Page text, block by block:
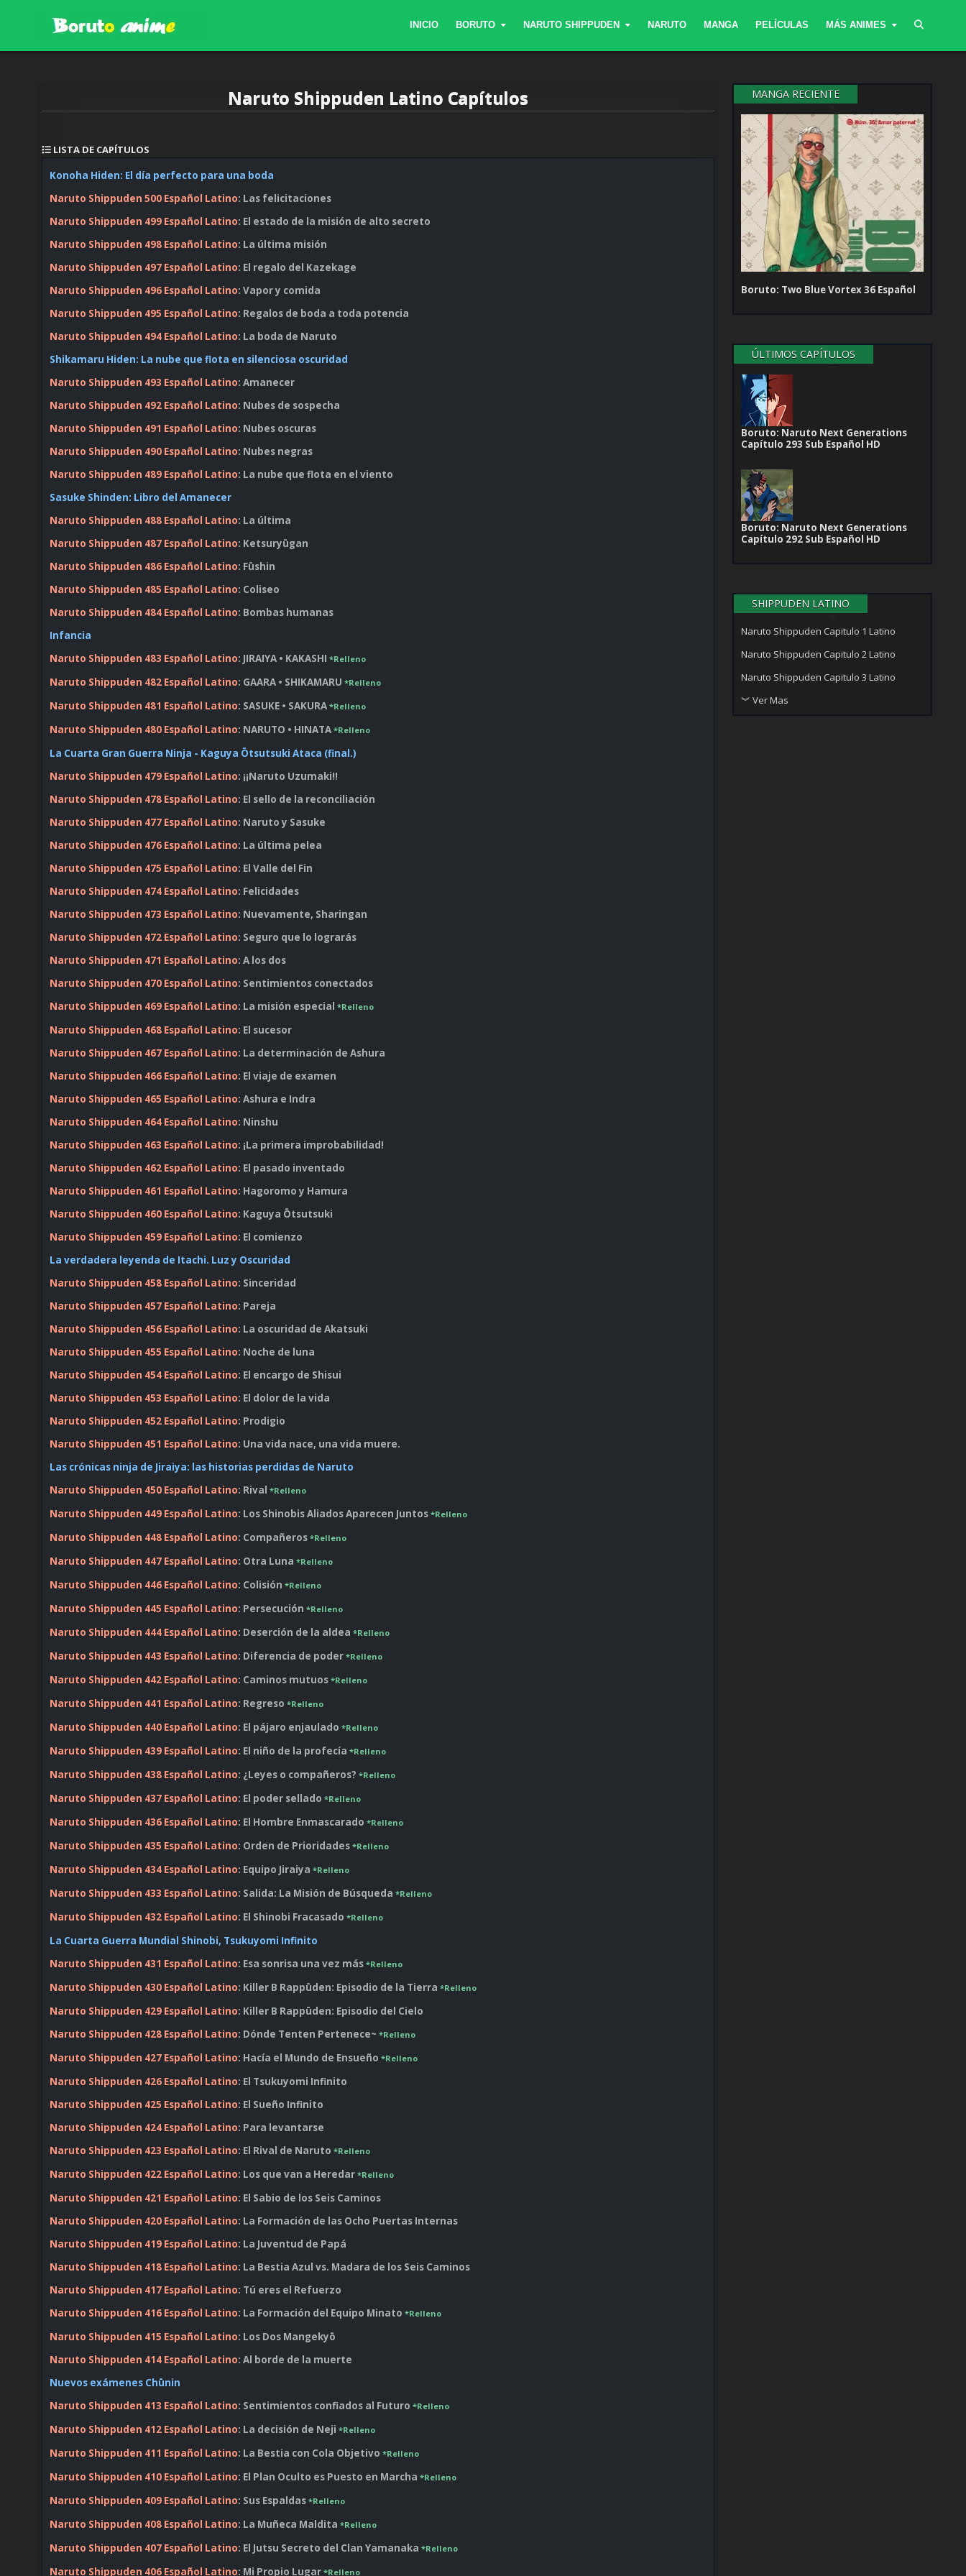
BORUTOANIME.ONLINE
INICIO BORUTO NARUTO SHIPPUDEN NARUTO MANGA PELÍCULAS MÁS ANIMES
Naruto Shippuden Latino Capítulos
LISTA DE CAPÍTULOS
Konoha Hiden: El día perfecto para una boda
Naruto Shippuden 500 Español Latino: Las felicitaciones
Naruto Shippuden 499 Español Latino: El estado de la misión de alto secreto
Naruto Shippuden 498 Español Latino: La última misión
Naruto Shippuden 497 Español Latino: El regalo del Kazekage
Naruto Shippuden 496 Español Latino: Vapor y comida
Naruto Shippuden 495 Español Latino: Regalos de boda a toda potencia
Naruto Shippuden 494 Español Latino: La boda de Naruto
Shikamaru Hiden: La nube que flota en silenciosa oscuridad
Naruto Shippuden 493 Español Latino: Amanecer
Naruto Shippuden 492 Español Latino: Nubes de sospecha
Naruto Shippuden 491 Español Latino: Nubes oscuras
Naruto Shippuden 490 Español Latino: Nubes negras
Naruto Shippuden 489 Español Latino: La nube que flota en el viento
Sasuke Shinden: Libro del Amanecer
Naruto Shippuden 488 Español Latino: La última
Naruto Shippuden 487 Español Latino: Ketsuryūgan
Naruto Shippuden 486 Español Latino: Fūshin
Naruto Shippuden 485 Español Latino: Coliseo
Naruto Shippuden 484 Español Latino: Bombas humanas
Infancia
Naruto Shippuden 483 Español Latino: JIRAIYA • KAKASHI*Relleno
Naruto Shippuden 482 Español Latino: GAARA • SHIKAMARU*Relleno
Naruto Shippuden 481 Español Latino: SASUKE • SAKURA*Relleno
Naruto Shippuden 480 Español Latino: NARUTO • HINATA*Relleno
La Cuarta Gran Guerra Ninja - Kaguya Ōtsutsuki Ataca (final.)
Naruto Shippuden 479 Español Latino: ¡¡Naruto Uzumaki!!
Naruto Shippuden 478 Español Latino: El sello de la reconciliación
Naruto Shippuden 477 Español Latino: Naruto y Sasuke
Naruto Shippuden 476 Español Latino: La última pelea
Naruto Shippuden 475 Español Latino: El Valle del Fin
Naruto Shippuden 474 Español Latino: Felicidades
Naruto Shippuden 473 Español Latino: Nuevamente, Sharingan
Naruto Shippuden 472 Español Latino: Seguro que lo lograrás
Naruto Shippuden 471 Español Latino: A los dos
Naruto Shippuden 470 Español Latino: Sentimientos conectados
Naruto Shippuden 469 Español Latino: La misión especial*Relleno
Naruto Shippuden 468 Español Latino: El sucesor
Naruto Shippuden 467 Español Latino: La determinación de Ashura
Naruto Shippuden 466 Español Latino: El viaje de examen
Naruto Shippuden 465 Español Latino: Ashura e Indra
Naruto Shippuden 464 Español Latino: Ninshu
Naruto Shippuden 463 Español Latino: ¡La primera improbabilidad!
Naruto Shippuden 462 Español Latino: El pasado inventado
Naruto Shippuden 461 Español Latino: Hagoromo y Hamura
Naruto Shippuden 460 Español Latino: Kaguya Ōtsutsuki
Naruto Shippuden 459 Español Latino: El comienzo
La verdadera leyenda de Itachi. Luz y Oscuridad
Naruto Shippuden 458 Español Latino: Sinceridad
Naruto Shippuden 457 Español Latino: Pareja
Naruto Shippuden 456 Español Latino: La oscuridad de Akatsuki
Naruto Shippuden 455 Español Latino: Noche de luna
Naruto Shippuden 454 Español Latino: El encargo de Shisui
Naruto Shippuden 453 Español Latino: El dolor de la vida
Naruto Shippuden 452 Español Latino: Prodigio
Naruto Shippuden 451 Español Latino: Una vida nace, una vida muere.
Las crónicas ninja de Jiraiya: las historias perdidas de Naruto
Naruto Shippuden 450 Español Latino: Rival*Relleno
Naruto Shippuden 449 Español Latino: Los Shinobis Aliados Aparecen Juntos*Relleno
Naruto Shippuden 448 Español Latino: Compañeros*Relleno
Naruto Shippuden 447 Español Latino: Otra Luna*Relleno
Naruto Shippuden 446 Español Latino: Colisión*Relleno
Naruto Shippuden 445 Español Latino: Persecución*Relleno
Naruto Shippuden 444 Español Latino: Deserción de la aldea*Relleno
Naruto Shippuden 443 Español Latino: Diferencia de poder*Relleno
Naruto Shippuden 442 Español Latino: Caminos mutuos*Relleno
Naruto Shippuden 441 Español Latino: Regreso*Relleno
Naruto Shippuden 440 Español Latino: El pájaro enjaulado*Relleno
Naruto Shippuden 439 Español Latino: El niño de la profecía*Relleno
Naruto Shippuden 438 Español Latino: ¿Leyes o compañeros?*Relleno
Naruto Shippuden 437 Español Latino: El poder sellado*Relleno
Naruto Shippuden 436 Español Latino: El Hombre Enmascarado*Relleno
Naruto Shippuden 435 Español Latino: Orden de Prioridades*Relleno
Naruto Shippuden 434 Español Latino: Equipo Jiraiya*Relleno
Naruto Shippuden 433 Español Latino: Salida: La Misión de Búsqueda*Relleno
Naruto Shippuden 432 Español Latino: El Shinobi Fracasado*Relleno
La Cuarta Guerra Mundial Shinobi, Tsukuyomi Infinito
Naruto Shippuden 431 Español Latino: Esa sonrisa una vez más*Relleno
Naruto Shippuden 430 Español Latino: Killer B Rappūden: Episodio de la Tierra*Relleno
Naruto Shippuden 429 Español Latino: Killer B Rappūden: Episodio del Cielo
Naruto Shippuden 428 Español Latino: Dónde Tenten Pertenece~*Relleno
Naruto Shippuden 427 Español Latino: Hacía el Mundo de Ensueño*Relleno
Naruto Shippuden 426 Español Latino: El Tsukuyomi Infinito
Naruto Shippuden 425 Español Latino: El Sueño Infinito
Naruto Shippuden 424 Español Latino: Para levantarse
Naruto Shippuden 423 Español Latino: El Rival de Naruto*Relleno
Naruto Shippuden 422 Español Latino: Los que van a Heredar*Relleno
Naruto Shippuden 421 Español Latino: El Sabio de los Seis Caminos
Naruto Shippuden 420 Español Latino: La Formación de las Ocho Puertas Internas
Naruto Shippuden 419 Español Latino: La Juventud de Papá
Naruto Shippuden 418 Español Latino: La Bestia Azul vs. Madara de los Seis Caminos
Naruto Shippuden 417 Español Latino: Tú eres el Refuerzo
Naruto Shippuden 416 Español Latino: La Formación del Equipo Minato*Relleno
Naruto Shippuden 415 Español Latino: Los Dos Mangekyō
Naruto Shippuden 414 Español Latino: Al borde de la muerte
Nuevos exámenes Chūnin
Naruto Shippuden 413 Español Latino: Sentimientos confiados al Futuro*Relleno
Naruto Shippuden 412 Español Latino: La decisión de Neji*Relleno
Naruto Shippuden 411 Español Latino: La Bestia con Cola Objetivo*Relleno
Naruto Shippuden 410 Español Latino: El Plan Oculto es Puesto en Marcha*Relleno
Naruto Shippuden 409 Español Latino: Sus Espaldas*Relleno
Naruto Shippuden 408 Español Latino: La Muñeca Maldita*Relleno
Naruto Shippuden 407 Español Latino: El Jutsu Secreto del Clan Yamanaka*Relleno
Naruto Shippuden 406 Español Latino: Mi Propio Lugar*Relleno
MANGA RECIENTE
Boruto: Two Blue Vortex 36 Español
ÚLTIMOS CAPÍTULOS
Boruto: Naruto Next Generations
Capítulo 293 Sub Español HD
Boruto: Naruto Next Generations
Capítulo 292 Sub Español HD
SHIPPUDEN LATINO
Naruto Shippuden Capitulo 1 Latino
Naruto Shippuden Capitulo 2 Latino
Naruto Shippuden Capitulo 3 Latino
︾ Ver Mas